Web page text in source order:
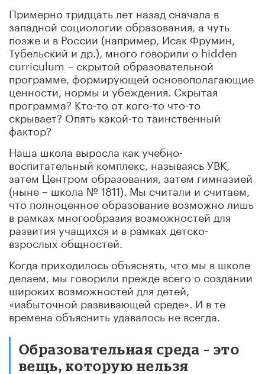
Примерно тридцать лет назад сначала в
западной социологии образования, а чуть
позже и в России (например, Исак Фрумин,
Тубельский и др.), много говорили о hidden
curriculum – скрытой образовательной
программе, формирующей основополагающие
ценности, нормы и убеждения. Скрытая
программа? Кто-то от кого-то что-то
скрывает? Опять какой-то таинственный
фактор?
Наша школа выросла как учебно-
воспитательный комплекс, называясь УВК,
затем Центром образования, затем гимназией
(ныне – школа № 1811). Мы считали и считаем,
что полноценное образование возможно лишь
в рамках многообразия возможностей для
развития учащихся и в рамках детско-
взрослых общностей.
Когда приходилось объяснять, что мы в школе
делаем, мы говорили прежде всего о создании
широких возможностей для детей,
«избыточной развивающей среде». И в те
времена объяснить удавалось не всегда.
Образовательная среда – это
вещь, которую нельзя